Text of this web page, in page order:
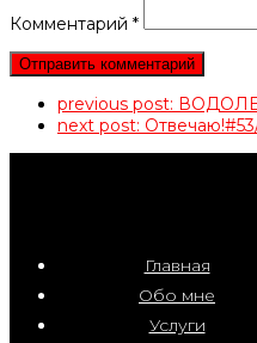
Комментарий *
previous post:
next post:
Главная
Обо мне
Услуги